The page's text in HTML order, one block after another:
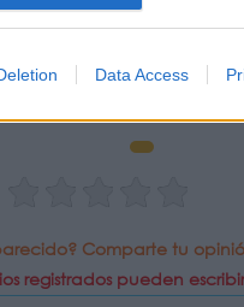
Data Access
Comparte tu
registrados pueden